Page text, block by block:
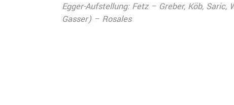
Egger-Aufstellung: Fetz – Greber, Köb,
Gasser) – Rosales